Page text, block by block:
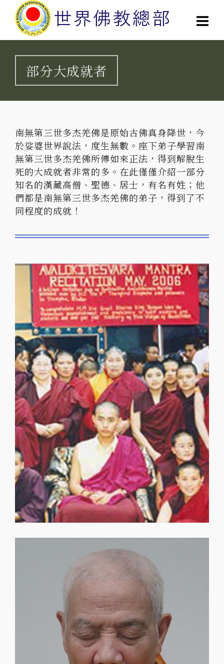
部分大成就者
南無第三世多杰羌佛是原始古佛真身降世，今
於娑婆世界說法，度生無數。座下弟子學習南
無第三世多杰羌佛所傳如來正法，得到解脫生
死的大成就者非常的多。在此僅僅介紹一部分
知名的漢藏高僧、聖德、居士，有名有姓；他
們都是南無第三世多杰羌佛的弟子，得到了不
同程度的成就！